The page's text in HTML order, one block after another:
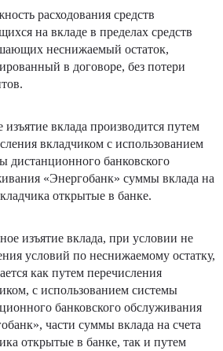
расходования средств
на вкладе в пределах средств
неснижаемый остаток,
в договоре, без потери
вклада производится путем
вкладчиком с использованием
дистанционного банковского
«Энергобанк» суммы вклада на
открытые в банке.
изъятие вклада, при условии не
условий по неснижаемому остатку,
как путем перечисления
с использованием системы
банковского обслуживания
части суммы вклада на счета
открытые в банке, так и путем